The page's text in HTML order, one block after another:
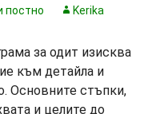
постно Kerika
за одит изисква
към детайла и
Основните стъпки,
и целите до